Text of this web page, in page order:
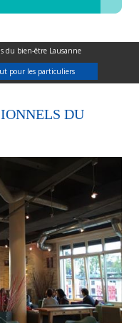
du bien-être Lausanne
pour les particuliers
DU